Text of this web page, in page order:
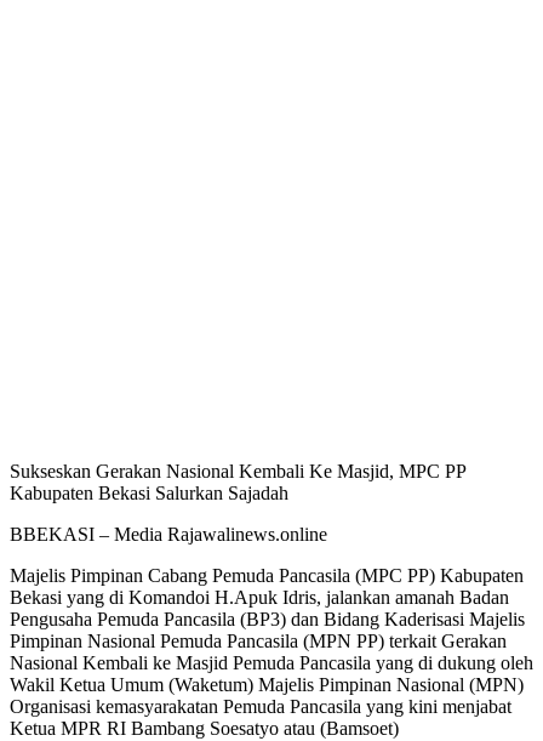
Sukseskan Gerakan Nasional Kembali Ke Masjid, MPC PP
Kabupaten Bekasi Salurkan Sajadah
BBEKASI – Media Rajawalinews.online
Majelis Pimpinan Cabang Pemuda Pancasila (MPC PP) Kabupaten
Bekasi yang di Komandoi H.Apuk Idris, jalankan amanah Badan
Pengusaha Pemuda Pancasila (BP3) dan Bidang Kaderisasi Majelis
Pimpinan Nasional Pemuda Pancasila (MPN PP) terkait Gerakan
Nasional Kembali ke Masjid Pemuda Pancasila yang di dukung oleh
Wakil Ketua Umum (Waketum) Majelis Pimpinan Nasional (MPN)
Organisasi kemasyarakatan Pemuda Pancasila yang kini menjabat
Ketua MPR RI Bambang Soesatyo atau (Bamsoet)